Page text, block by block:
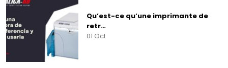
Qu’est-ce qu’une imprimante de
retr…
01 Oct